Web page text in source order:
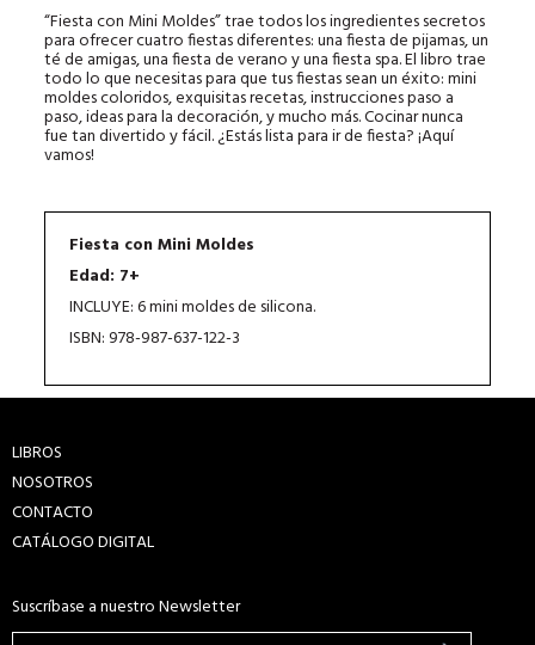
“Fiesta con Mini Moldes” trae todos los ingredientes secretos
para ofrecer cuatro fiestas diferentes: una fiesta de pijamas, un
té de amigas, una fiesta de verano y una fiesta spa. El libro trae
todo lo que necesitas para que tus fiestas sean un éxito: mini
moldes coloridos, exquisitas recetas, instrucciones paso a
paso, ideas para la decoración, y mucho más. Cocinar nunca
fue tan divertido y fácil. ¿Estás lista para ir de fiesta? ¡Aquí
vamos!
Fiesta con Mini Moldes
Edad: 7+
INCLUYE: 6 mini moldes de silicona.
ISBN: 978-987-637-122-3
LIBROS
NOSOTROS
CONTACTO
CATÁLOGO DIGITAL
Suscríbase a nuestro Newsletter